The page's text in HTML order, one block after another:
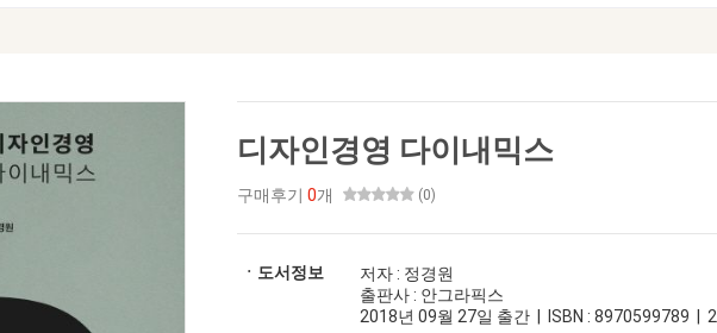
디자인경영 다이내믹스
구매후기 0개 (0)
ㆍ도서정보
저자 : 정경원
출판사 : 안그라픽스
2018년 09월 27일 출간 | ISBN : 8970599789 |